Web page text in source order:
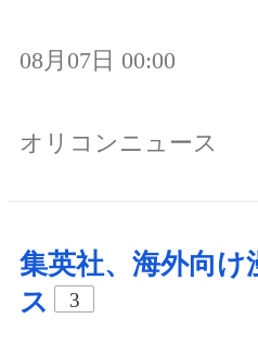
08月07日 00:00
オリコンニュース
集英社、海外向け
ス
3